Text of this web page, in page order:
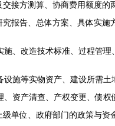
交接方测算、协商费用额度的
究报告、总体方案、具体实
施、改造技术标准、过程管
设施等实物资产、建设所需
、资产清查、产权变更、债
级单位、政府部门的政策与资